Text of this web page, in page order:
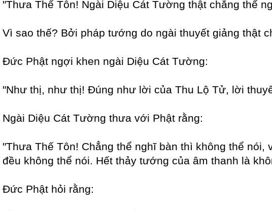
"Thưa Thế Tôn! Ngài Diệu Cát Tường thật chẳng thể
Vì sao thế? Bởi pháp tướng do ngài thuyết giảng thật
Đức Phật ngợi khen ngài Diệu Cát Tường:
"Như thị, như thị! Đúng như lời của Thu Lộ Tử, lời
Ngài Diệu Cát Tường thưa với Phật rằng:
"Thưa Thế Tôn! Chẳng thể nghĩ bàn thì không thể
đều không thể nói. Hết thảy tướng của âm thanh là
Đức Phật hỏi rằng: